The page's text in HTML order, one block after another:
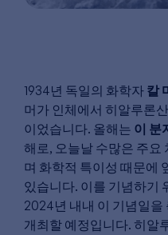
1934년 독일의 화학자 칼
머가 인체에서 히알루론
이었습니다. 올해는 이 분
해로, 오늘날 수많은 주요
며 화학적 특이성 때문에
있습니다. 이를 기념하기
2024년 내내 이 기념일을
개최할 예정입니다. 히알